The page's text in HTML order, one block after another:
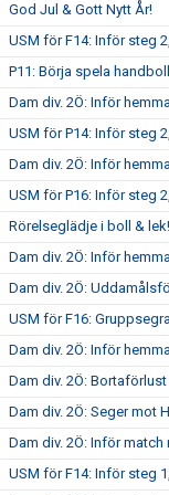
God Jul & Gott Nytt År!
USM för F14: Inför steg
P11: Börja spela
Dam div. 2Ö: Inför
USM för P14: Inför steg
Dam div. 2Ö: Inför
USM för P16: Inför steg
Rörelseglädje i boll & lek!
Dam div. 2Ö: Inför
Dam div. 2Ö:
USM för F16:
Dam div. 2Ö: Inför
Dam div. 2Ö:
Dam div. 2Ö: Seger mot
Dam div. 2Ö: Inför
USM för F14: Inför steg